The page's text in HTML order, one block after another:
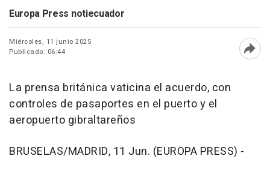
Europa Press notiecuador
Miércoles, 11 junio 2025
Publicado: 06:44
La prensa británica vaticina el acuerdo, con
controles de pasaportes en el puerto y el
aeropuerto gibraltareños
BRUSELAS/MADRID, 11 Jun. (EUROPA PRESS) -